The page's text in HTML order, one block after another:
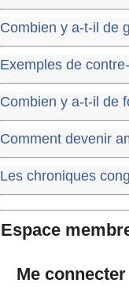
Combien y a-t-il de
Exemples de
Combien y a-t-il de
Comment devenir
Les chroniques
Espace
Me connecter